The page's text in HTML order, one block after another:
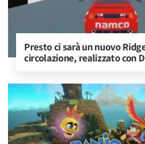
Presto ci sarà un nuovo
circolazione, realizzato con